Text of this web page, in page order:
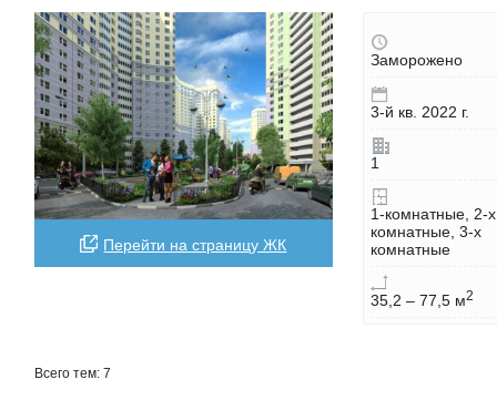
Перейти на страницу ЖК
Заморожено
3-й кв. 2022 г.
1
1-комнатные, 2-х
комнатные, 3-х
комнатные
35,2 – 77,5 м2
Всего тем: 7